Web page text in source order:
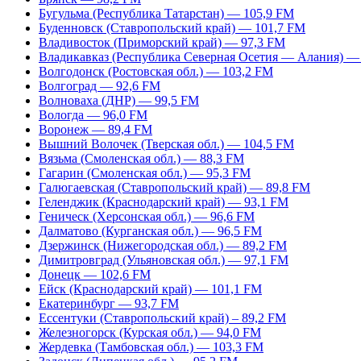
Бугульма (Республика Татарстан) — 105,9 FM
Буденновск (Ставропольский край) — 101,7 FM
Владивосток (Приморский край) — 97,3 FM
Владикавказ (Республика Северная Осетия — Алания)
Волгодонск (Ростовская обл.) — 103,2 FM
Волгоград — 92,6 FM
Волноваха (ДНР) — 99,5 FM
Вологда — 96,0 FM
Воронеж — 89,4 FM
Вышний Волочек (Тверская обл.) — 104,5 FM
Вязьма (Смоленская обл.) — 88,3 FM
Гагарин (Смоленская обл.) — 95,3 FM
Галюгаевская (Ставропольский край) — 89,8 FM
Геленджик (Краснодарский край) — 93,1 FM
Геническ (Херсонская обл.) — 96,6 FM
Далматово (Курганская обл.) — 96,5 FM
Дзержинск (Нижегородская обл.) — 89,2 FM
Димитровград (Ульяновская обл.) — 97,1 FM
Донецк — 102,6 FM
Ейск (Краснодарский край) — 101,1 FM
Екатеринбург — 93,7 FM
Ессентуки (Ставропольский край) – 89,2 FM
Железногорск (Курская обл.) — 94,0 FM
Жердевка (Тамбовская обл.) — 103,3 FM